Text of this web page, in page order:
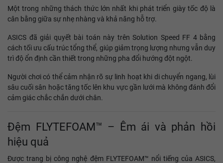
Một trong những thách thức lớn nhất khi phát triển giày tốc độ là
cân bằng giữa sự nhẹ nhàng và khả năng hỗ trợ.
ASICS đã giải quyết bài toán này trên Solution Speed FF 4 bằng
cách tối ưu cấu trúc tổng thể, giúp giảm trọng lượng nhưng vẫn duy
trì độ ổn định cần thiết trong những pha đổi hướng đột ngột.
Người chơi có thể cảm nhận rõ sự linh hoạt khi di chuyển ngang, lùi
sâu cuối sân hoặc tăng tốc lên khu vực gần lưới mà không đánh đổi
cảm giác chắc chắn dưới chân.
Đệm FLYTEFOAM™ – Êm ái và phản hồi
hiệu quả
Được trang bị công nghệ đệm FLYTEFOAM™ nổi tiếng của ASICS,